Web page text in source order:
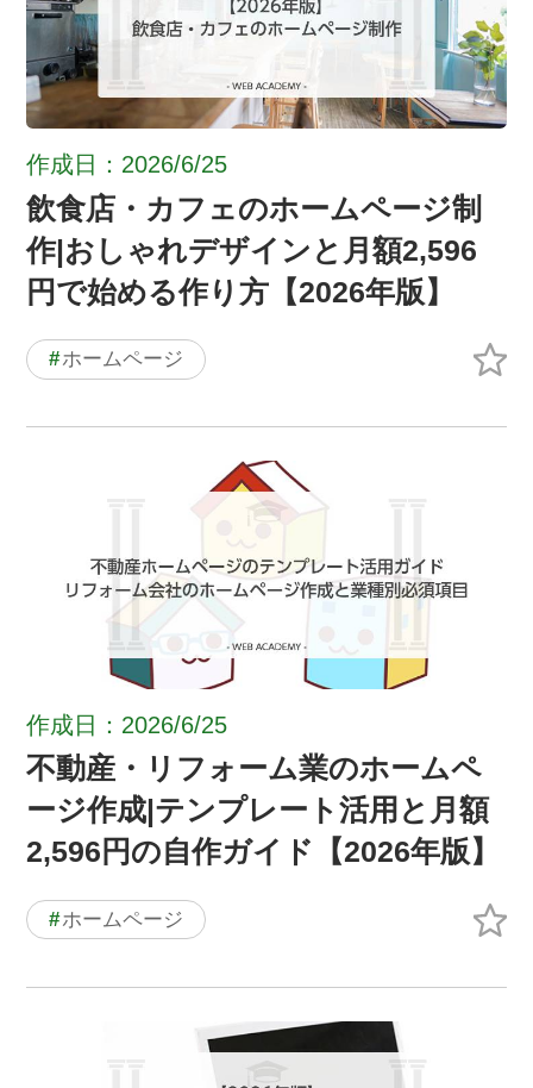
作成日：2026/6/25
飲食店・カフェのホームページ制
作|おしゃれデザインと月額2,596
円で始める作り方【2026年版】
#ホームページ
作成日：2026/6/25
不動産・リフォーム業のホームペ
ージ作成|テンプレート活用と月額
2,596円の自作ガイド【2026年版】
#ホームページ